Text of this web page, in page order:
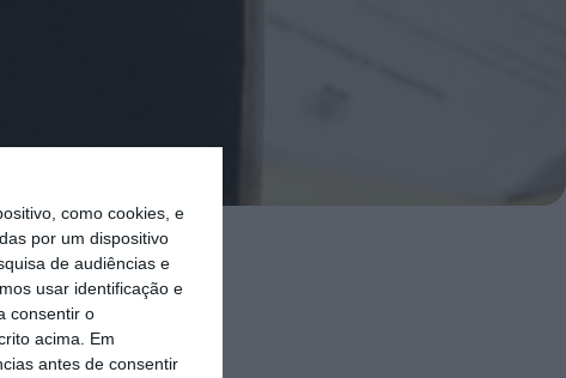
como cookies, e
por um dispositivo
de audiências e
usar identificação e
consentir o
acima. Em
antes de consentir
à